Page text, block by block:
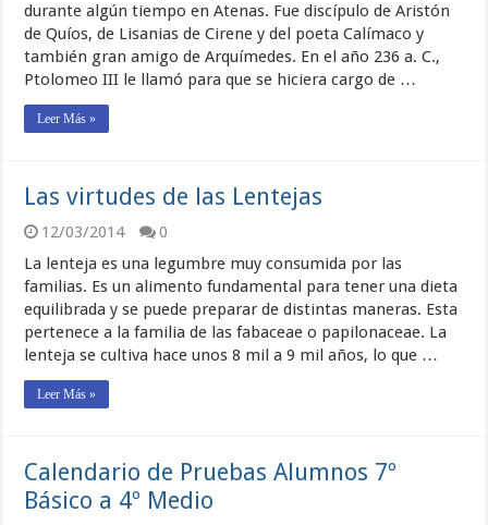
durante algún tiempo en Atenas. Fue discípulo de Aristón
de Quíos, de Lisanias de Cirene y del poeta Calímaco y
también gran amigo de Arquímedes. En el año 236 a. C.,
Ptolomeo III le llamó para que se hiciera cargo de …
Leer Más »
Las virtudes de las Lentejas
12/03/2014
0
La lenteja es una legumbre muy consumida por las
familias. Es un alimento fundamental para tener una dieta
equilibrada y se puede preparar de distintas maneras. Esta
pertenece a la familia de las fabaceae o papilonaceae. La
lenteja se cultiva hace unos 8 mil a 9 mil años, lo que …
Leer Más »
Calendario de Pruebas Alumnos 7º
Básico a 4º Medio